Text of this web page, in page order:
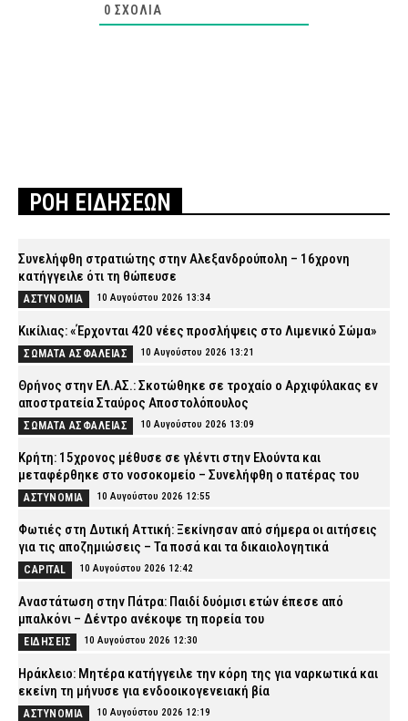
0 ΣΧΌΛΙΑ
ΡΟΗ ΕΙΔΗΣΕΩΝ
Συνελήφθη στρατιώτης στην Αλεξανδρούπολη – 16χρονη
κατήγγειλε ότι τη θώπευσε
ΑΣΤΥΝΟΜΙΑ 10 Αυγούστου 2026 13:34
Κικίλιας: «Έρχονται 420 νέες προσλήψεις στο Λιμενικό Σώμα»
ΣΩΜΑΤΑ ΑΣΦΑΛΕΙΑΣ 10 Αυγούστου 2026 13:21
Θρήνος στην ΕΛ.ΑΣ.: Σκοτώθηκε σε τροχαίο ο Αρχιφύλακας εν
αποστρατεία Σταύρος Αποστολόπουλος
ΣΩΜΑΤΑ ΑΣΦΑΛΕΙΑΣ 10 Αυγούστου 2026 13:09
Κρήτη: 15χρονος μέθυσε σε γλέντι στην Ελούντα και
μεταφέρθηκε στο νοσοκομείο – Συνελήφθη ο πατέρας του
ΑΣΤΥΝΟΜΙΑ 10 Αυγούστου 2026 12:55
Φωτιές στη Δυτική Αττική: Ξεκίνησαν από σήμερα οι αιτήσεις
για τις αποζημιώσεις – Τα ποσά και τα δικαιολογητικά
CAPITAL 10 Αυγούστου 2026 12:42
Αναστάτωση στην Πάτρα: Παιδί δυόμισι ετών έπεσε από
μπαλκόνι – Δέντρο ανέκοψε τη πορεία του
ΕΙΔΗΣΕΙΣ 10 Αυγούστου 2026 12:30
Ηράκλειο: Μητέρα κατήγγειλε την κόρη της για ναρκωτικά και
εκείνη τη μήνυσε για ενδοοικογενειακή βία
ΑΣΤΥΝΟΜΙΑ 10 Αυγούστου 2026 12:19